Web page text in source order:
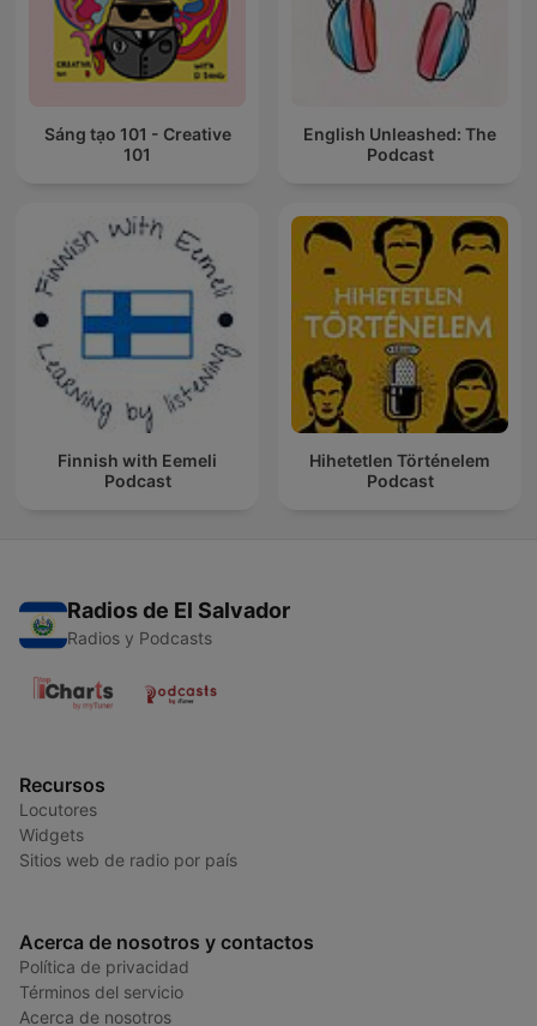
Sáng tạo 101 - Creative
101
English Unleashed: The
Podcast
Finnish with Eemeli
Podcast
Hihetetlen Történelem
Podcast
Radios de El Salvador
Radios y Podcasts
Recursos
Locutores
Widgets
Sitios web de radio por país
Acerca de nosotros y contactos
Política de privacidad
Términos del servicio
Acerca de nosotros